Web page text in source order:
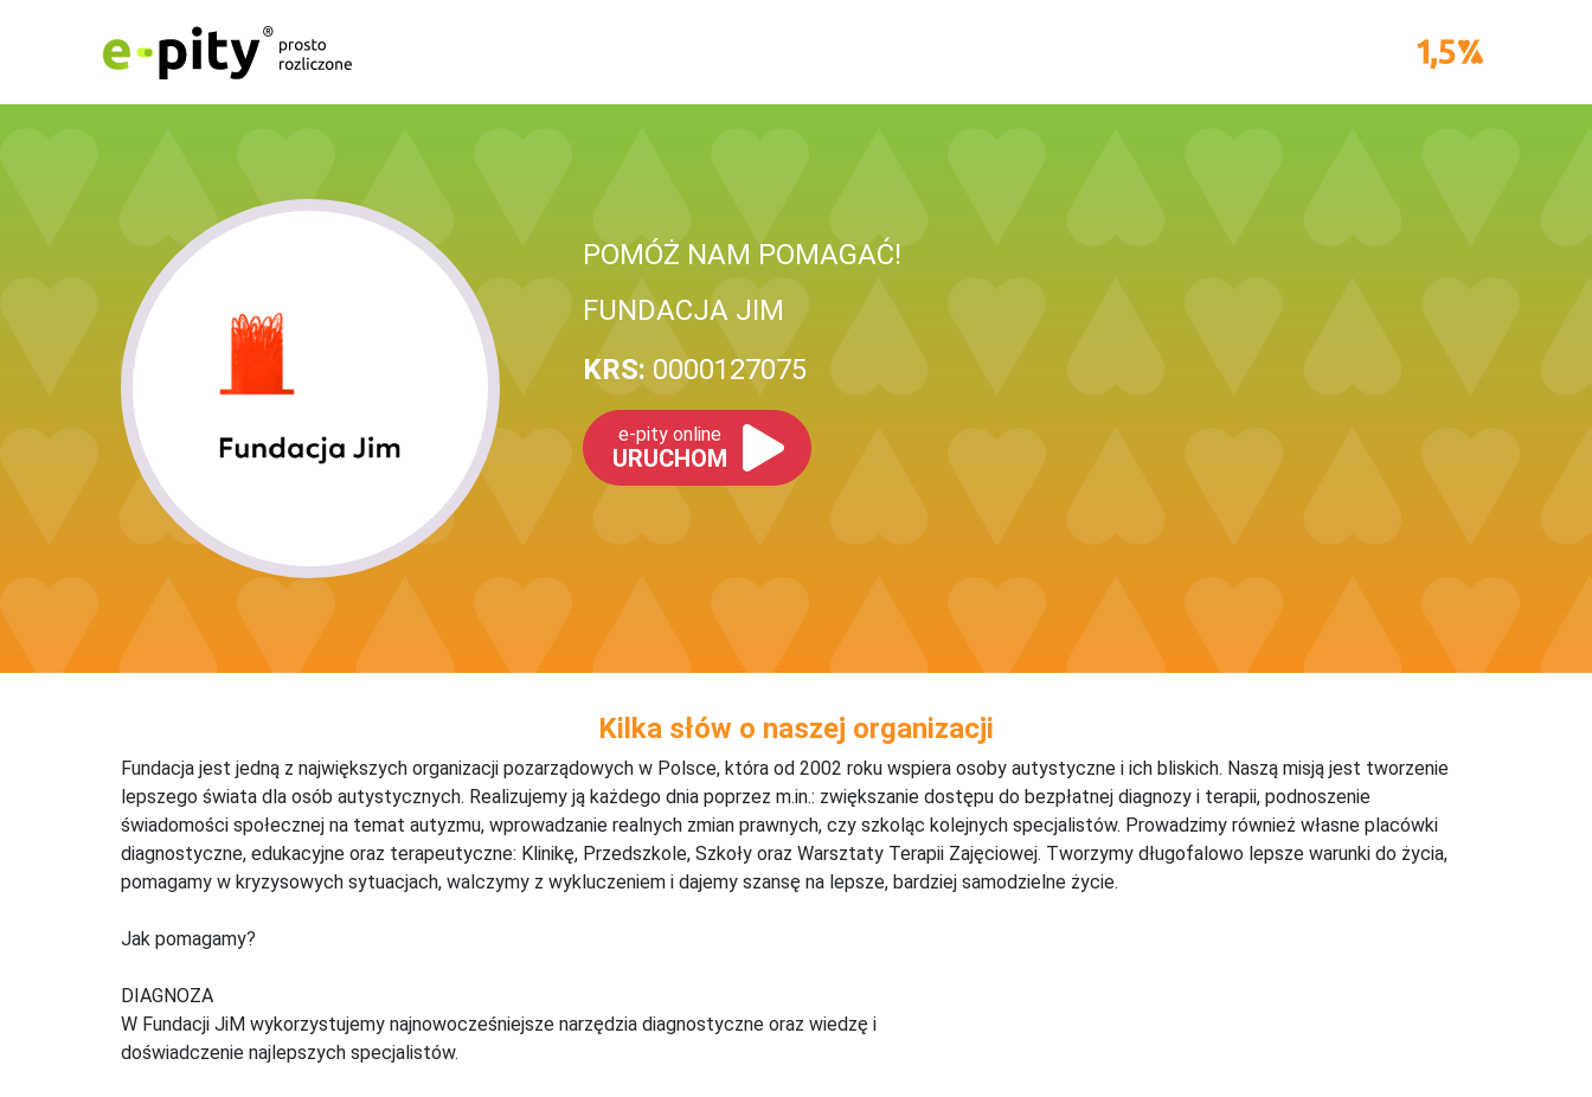
POMÓŻ NAM POMAGAĆ!
FUNDACJA JIM
KRS: 0000127075
e-pity online
URUCHOM
Kilka słów o naszej organizacji
Fundacja jest jedną z największych organizacji pozarządowych w Polsce, która od 2002 roku wspiera osoby autystyczne i ich bliskich. Naszą misją jest tworzenie
lepszego świata dla osób autystycznych. Realizujemy ją każdego dnia poprzez m.in.: zwiększanie dostępu do bezpłatnej diagnozy i terapii, podnoszenie
świadomości społecznej na temat autyzmu, wprowadzanie realnych zmian prawnych, czy szkoląc kolejnych specjalistów. Prowadzimy również własne placówki
diagnostyczne, edukacyjne oraz terapeutyczne: Klinikę, Przedszkole, Szkoły oraz Warsztaty Terapii Zajęciowej. Tworzymy długofalowo lepsze warunki do życia,
pomagamy w kryzysowych sytuacjach, walczymy z wykluczeniem i dajemy szansę na lepsze, bardziej samodzielne życie.
Jak pomagamy?
DIAGNOZA
W Fundacji JiM wykorzystujemy najnowocześniejsze narzędzia diagnostyczne oraz wiedzę i
doświadczenie najlepszych specjalistów.